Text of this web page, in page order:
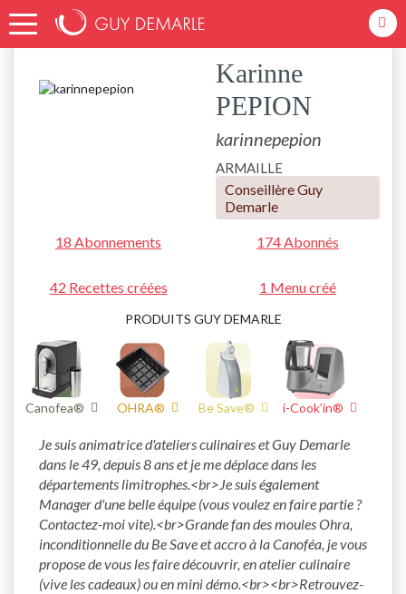
Accueil karinnepepion
Karinne
PEPION
karinnepepion
ARMAILLE
Conseillère Guy
Demarle
18 Abonnements 174 Abonnés
42 Recettes créées 1 Menu créé
PRODUITS GUY DEMARLE
Canofea® OHRA® Be Save® i-Cook’in®
Je suis animatrice d'ateliers culinaires et Guy Demarle
dans le 49, depuis 8 ans et je me déplace dans les
départements limitrophes.<br>Je suis également
Manager d'une belle équipe (vous voulez en faire partie ?
Contactez-moi vite).<br>Grande fan des moules Ohra,
inconditionnelle du Be Save et accro à la Canoféa, je vous
propose de vous les faire découvrir, en atelier culinaire
(vive les cadeaux) ou en mini démo.<br><br>Retrouvez-